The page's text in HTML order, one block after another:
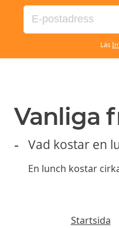
Läs
Vanliga
Vad kostar en
En lunch kostar
Startsida